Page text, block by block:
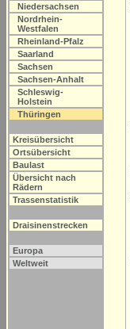
Niedersachsen
Nordrhein-
Westfalen
Rheinland-Pfalz
Saarland
Sachsen
Sachsen-Anhalt
Schleswig-
Holstein
Thüringen
Kreisübersicht
Ortsübersicht
Baulast
Übersicht nach
Rädern
Trassenstatistik
Draisinenstrecken
Europa
Weltweit